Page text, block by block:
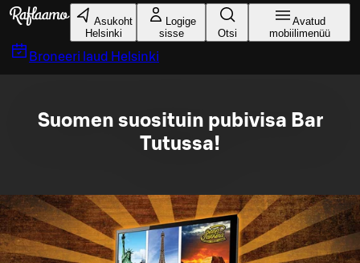
Liigu peamise sisu juurde
Asukoht
Helsinki
Logige
sisse
Otsi
Avatud
mobiilimenüü
Broneeri laud Helsinki
Suomen suosituin pubivisa Bar
Tutussa!